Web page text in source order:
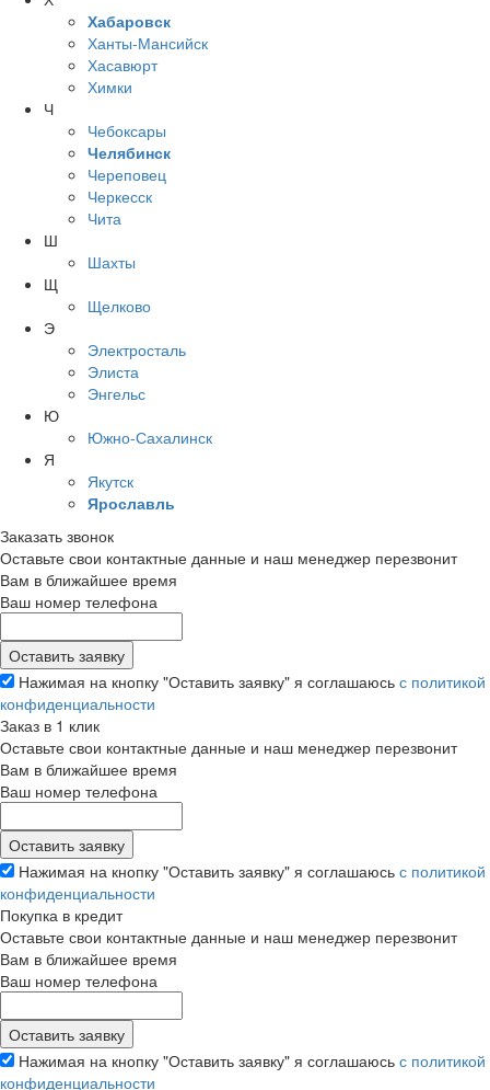
Хабаровск
Ханты-Мансийск
Хасавюрт
Химки
Ч
Чебоксары
Челябинск
Череповец
Черкесск
Чита
Ш
Шахты
Щ
Щелково
Э
Электросталь
Элиста
Энгельс
Ю
Южно-Сахалинск
Я
Якутск
Ярославль
Заказать звонок
Оставьте свои контактные данные и наш менеджер перезвонит
Вам в ближайшее время
Ваш номер телефона
Нажимая на кнопку "Оставить заявку" я соглашаюсь с политикой
конфиденциальности
Заказ в 1 клик
Оставьте свои контактные данные и наш менеджер перезвонит
Вам в ближайшее время
Ваш номер телефона
Нажимая на кнопку "Оставить заявку" я соглашаюсь с политикой
конфиденциальности
Покупка в кредит
Оставьте свои контактные данные и наш менеджер перезвонит
Вам в ближайшее время
Ваш номер телефона
Нажимая на кнопку "Оставить заявку" я соглашаюсь с политикой
конфиденциальности